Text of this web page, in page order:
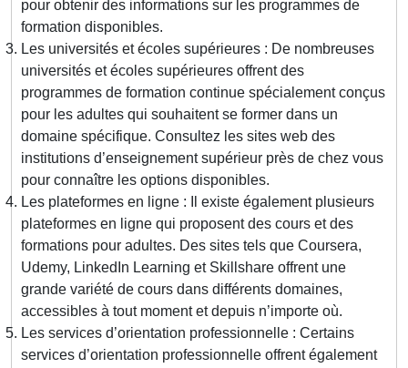
pour obtenir des informations sur les programmes de
formation disponibles.
Les universités et écoles supérieures : De nombreuses
universités et écoles supérieures offrent des
programmes de formation continue spécialement conçus
pour les adultes qui souhaitent se former dans un
domaine spécifique. Consultez les sites web des
institutions d’enseignement supérieur près de chez vous
pour connaître les options disponibles.
Les plateformes en ligne : Il existe également plusieurs
plateformes en ligne qui proposent des cours et des
formations pour adultes. Des sites tels que Coursera,
Udemy, LinkedIn Learning et Skillshare offrent une
grande variété de cours dans différents domaines,
accessibles à tout moment et depuis n’importe où.
Les services d’orientation professionnelle : Certains
services d’orientation professionnelle offrent également